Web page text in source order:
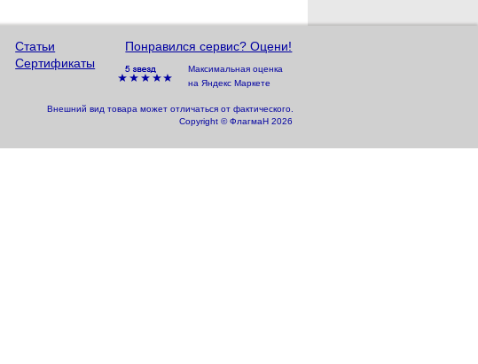
Статьи
Сертификаты
Понравился сервис? Оцени!
Максимальная оценка
на Яндекс Маркете
Внешний вид товара может отличаться от фактического.
Copyright © ФлагмаН 2026